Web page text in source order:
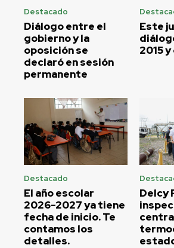
Destacado
Diálogo entre el
gobierno y la
oposición se
declaró en sesión
permanente
Este
2015
Destacado
El año escolar
2026-2027 ya tiene
fecha de inicio. Te
contamos los
detalles.
Delcy